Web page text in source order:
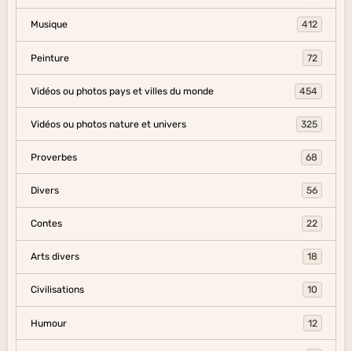
Musique 412
Peinture 72
Vidéos ou photos pays et villes du monde 454
Vidéos ou photos nature et univers 325
Proverbes 68
Divers 56
Contes 22
Arts divers 18
Civilisations 10
Humour 12